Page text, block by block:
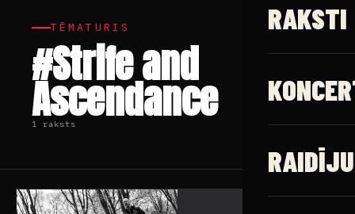
RAKSTI
TĒMATURIS
#Strife and
Ascendance
1 raksts